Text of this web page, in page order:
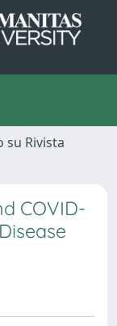
su Rivista
COVID-